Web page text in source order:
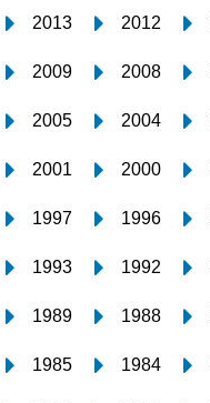
2013 2012
2009 2008
2005 2004
2001 2000
1997 1996
1993 1992
1989 1988
1985 1984